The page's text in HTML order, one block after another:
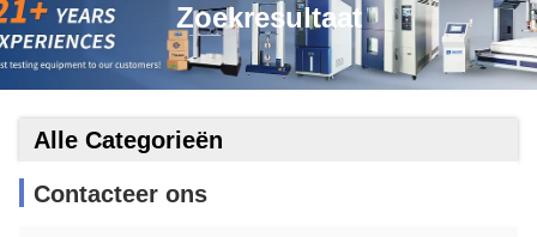
Zoekresultaat
Alle Categorieën
Contacteer ons